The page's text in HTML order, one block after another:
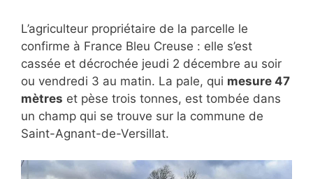
L’agriculteur propriétaire de la parcelle le
confirme à France Bleu Creuse : elle s’est
cassée et décrochée jeudi 2 décembre au soir
ou vendredi 3 au matin. La pale, qui mesure 47
mètres et pèse trois tonnes, est tombée dans
un champ qui se trouve sur la commune de
Saint-Agnant-de-Versillat.